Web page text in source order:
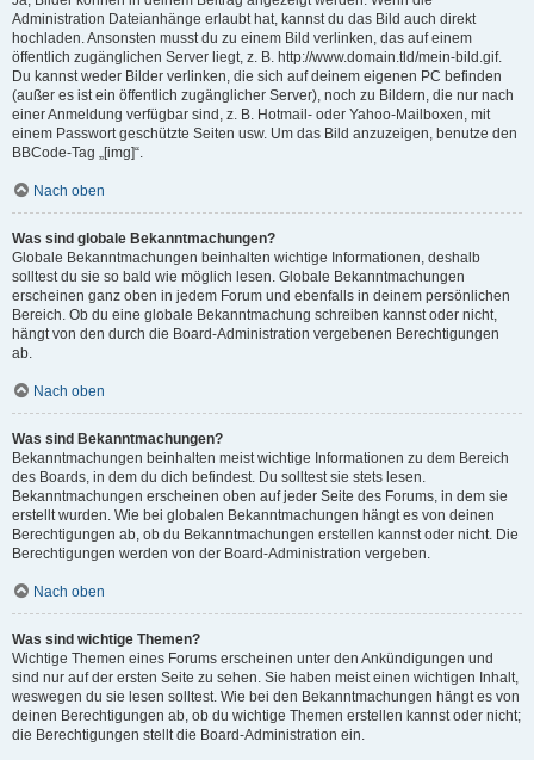
Administration Dateianhänge erlaubt hat, kannst du das Bild auch direkt
hochladen. Ansonsten musst du zu einem Bild verlinken, das auf einem
öffentlich zugänglichen Server liegt, z. B. http://www.domain.tld/mein-bild.gif.
Du kannst weder Bilder verlinken, die sich auf deinem eigenen PC befinden
(außer es ist ein öffentlich zugänglicher Server), noch zu Bildern, die nur nach
einer Anmeldung verfügbar sind, z. B. Hotmail- oder Yahoo-Mailboxen, mit
einem Passwort geschützte Seiten usw. Um das Bild anzuzeigen, benutze den
BBCode-Tag „[img]“.
Nach oben
Was sind globale Bekanntmachungen?
Globale Bekanntmachungen beinhalten wichtige Informationen, deshalb
solltest du sie so bald wie möglich lesen. Globale Bekanntmachungen
erscheinen ganz oben in jedem Forum und ebenfalls in deinem persönlichen
Bereich. Ob du eine globale Bekanntmachung schreiben kannst oder nicht,
hängt von den durch die Board-Administration vergebenen Berechtigungen
ab.
Nach oben
Was sind Bekanntmachungen?
Bekanntmachungen beinhalten meist wichtige Informationen zu dem Bereich
des Boards, in dem du dich befindest. Du solltest sie stets lesen.
Bekanntmachungen erscheinen oben auf jeder Seite des Forums, in dem sie
erstellt wurden. Wie bei globalen Bekanntmachungen hängt es von deinen
Berechtigungen ab, ob du Bekanntmachungen erstellen kannst oder nicht. Die
Berechtigungen werden von der Board-Administration vergeben.
Nach oben
Was sind wichtige Themen?
Wichtige Themen eines Forums erscheinen unter den Ankündigungen und
sind nur auf der ersten Seite zu sehen. Sie haben meist einen wichtigen Inhalt,
weswegen du sie lesen solltest. Wie bei den Bekanntmachungen hängt es von
deinen Berechtigungen ab, ob du wichtige Themen erstellen kannst oder nicht;
die Berechtigungen stellt die Board-Administration ein.